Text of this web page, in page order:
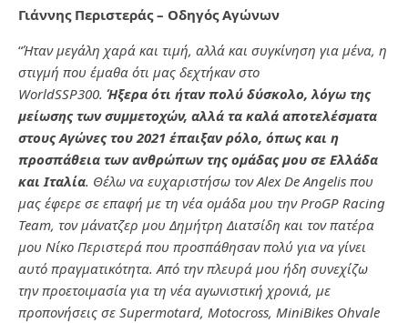
Γιάννης Περιστεράς – Οδηγός Αγώνων
“Ήταν μεγάλη χαρά και τιμή, αλλά και συγκίνηση για μένα, η
στιγμή που έμαθα ότι μας δεχτήκαν στο
WorldSSP300. Ήξερα ότι ήταν πολύ δύσκολο, λόγω της
μείωσης των συμμετοχών, αλλά τα καλά αποτελέσματα
στους Αγώνες του 2021 έπαιξαν ρόλο, όπως και η
προσπάθεια των ανθρώπων της ομάδας μου σε Ελλάδα
και Ιταλία. Θέλω να ευχαριστήσω τον Alex De Angelis που
μας έφερε σε επαφή με τη νέα ομάδα μου την ProGP Racing
Team, τον μάνατζερ μου Δημήτρη Διατσίδη και τον πατέρα
μου Νίκο Περιστερά που προσπάθησαν πολύ για να γίνει
αυτό πραγματικότητα. Από την πλευρά μου ήδη συνεχίζω
την προετοιμασία για τη νέα αγωνιστική χρονιά, με
προπονήσεις σε Supermotard, Μotocross, ΜiniBikes Ohvale